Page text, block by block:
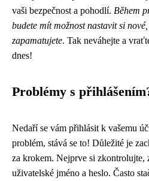
vaši bezpečnost a pohodlí. Během
budete mít možnost nastavit si
zapamatujete. Tak neváhejte a
dnes!
Problémy s
Nedaří se vám přihlásit k vašemu
problém, stává se to! Důležité je
za krokem. Nejprve si zkontrolujte,
uživatelské jméno a heslo. Často